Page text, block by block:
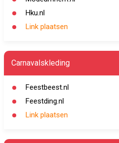
Hku.nl
Link plaatsen
Carnavalskleding
Feestbeest.nl
Feestding.nl
Link plaatsen